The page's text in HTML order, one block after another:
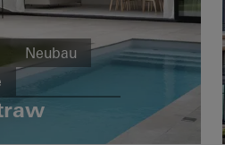
Neubau
Schweden